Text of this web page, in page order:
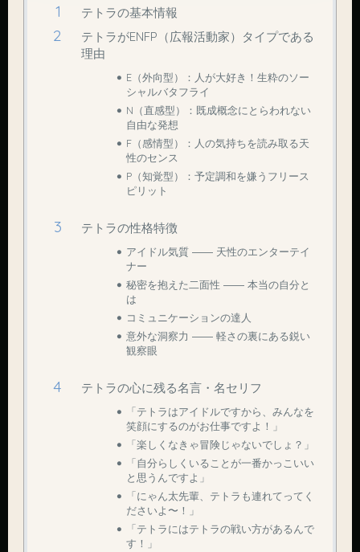
テトラの基本情報
テトラがENFP（広報活動家）タイプである
理由
E（外向型）：人が大好き！生粋のソー
シャルバタフライ
N（直感型）：既成概念にとらわれない
自由な発想
F（感情型）：人の気持ちを読み取る天
性のセンス
P（知覚型）：予定調和を嫌うフリース
ピリット
テトラの性格特徴
アイドル気質 ―― 天性のエンターテイ
ナー
秘密を抱えた二面性 ―― 本当の自分と
は
コミュニケーションの達人
意外な洞察力 ―― 軽さの裏にある鋭い
観察眼
テトラの心に残る名言・名セリフ
「テトラはアイドルですから、みんなを
笑顔にするのがお仕事ですよ！」
「楽しくなきゃ冒険じゃないでしょ？」
「自分らしくいることが一番かっこいい
と思うんですよ」
「にゃん太先輩、テトラも連れてってく
ださいよ〜！」
「テトラにはテトラの戦い方があるんで
す！」